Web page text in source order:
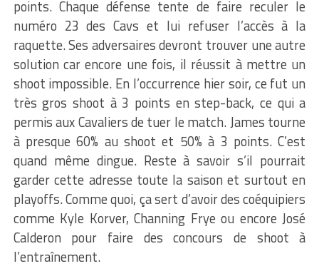
points. Chaque défense tente de faire reculer le
numéro 23 des Cavs et lui refuser l’accès à la
raquette. Ses adversaires devront trouver une autre
solution car encore une fois, il réussit à mettre un
shoot impossible. En l’occurrence hier soir, ce fut un
très gros shoot à 3 points en step-back, ce qui a
permis aux Cavaliers de tuer le match. James tourne
à presque 60% au shoot et 50% à 3 points. C’est
quand même dingue. Reste à savoir s’il pourrait
garder cette adresse toute la saison et surtout en
playoffs. Comme quoi, ça sert d’avoir des coéquipiers
comme Kyle Korver, Channing Frye ou encore José
Calderon pour faire des concours de shoot à
l’entraînement.